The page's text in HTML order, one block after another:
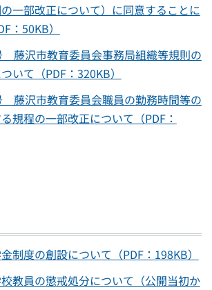
一部改正について）に同意することに
：50KB）
藤沢市教育委員会事務局組織等規則の
いて（PDF：320KB）
藤沢市教育委員会職員の勤務時間等の
規程の一部改正について（PDF：
制度の創設について（PDF：198KB）
教員の懲戒処分について（公開当初か